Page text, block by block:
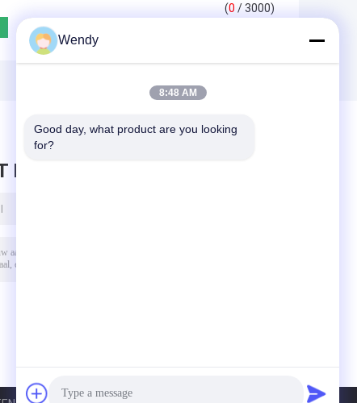
(0 / 3000)
BERICHT ACHTER
Wendy
8:48 AM
Good day, what product are you looking
for?